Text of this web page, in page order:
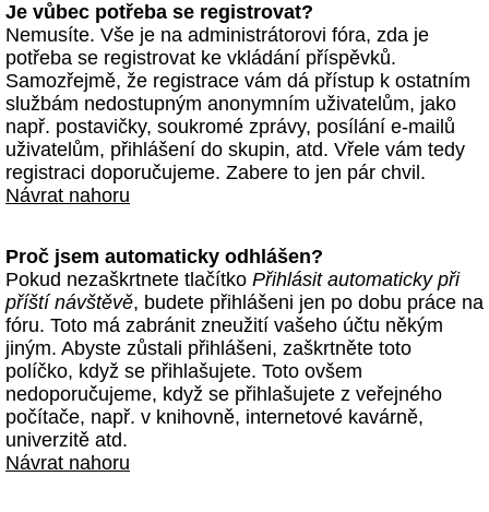
Je vůbec potřeba se registrovat?
Nemusíte. Vše je na administrátorovi fóra, zda je
potřeba se registrovat ke vkládání příspěvků.
Samozřejmě, že registrace vám dá přístup k ostatním
službám nedostupným anonymním uživatelům, jako
např. postavičky, soukromé zprávy, posílání e-mailů
uživatelům, přihlášení do skupin, atd. Vřele vám tedy
registraci doporučujeme. Zabere to jen pár chvil.
Návrat nahoru
Proč jsem automaticky odhlášen?
Pokud nezaškrtnete tlačítko Přihlásit automaticky při
příští návštěvě, budete přihlášeni jen po dobu práce na
fóru. Toto má zabránit zneužití vašeho účtu někým
jiným. Abyste zůstali přihlášeni, zaškrtněte toto
políčko, když se přihlašujete. Toto ovšem
nedoporučujeme, když se přihlašujete z veřejného
počítače, např. v knihovně, internetové kavárně,
univerzitě atd.
Návrat nahoru